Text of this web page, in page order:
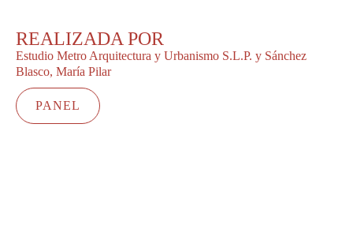
REALIZADA POR
Estudio Metro Arquitectura y Urbanismo S.L.P. y Sánchez
Blasco, María Pilar
PANEL